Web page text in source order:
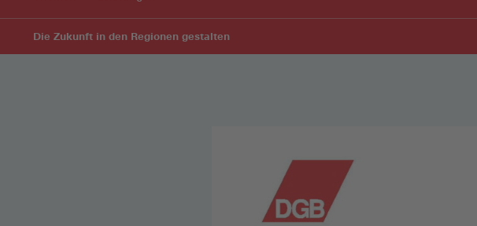
Die Zukunft in den Regionen gestalten